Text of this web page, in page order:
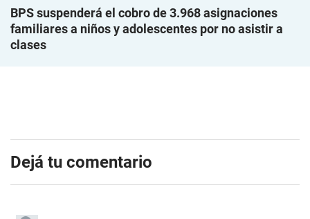
BPS suspenderá el cobro de 3.968 asignaciones
familiares a niños y adolescentes por no asistir a
clases
Dejá tu comentario